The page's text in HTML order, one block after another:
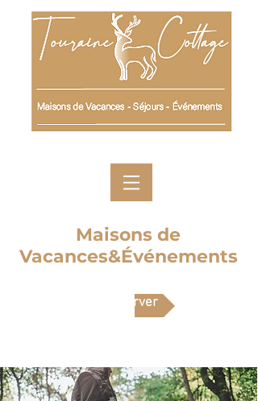
Maisons de
Vacances&Événements
Réserver